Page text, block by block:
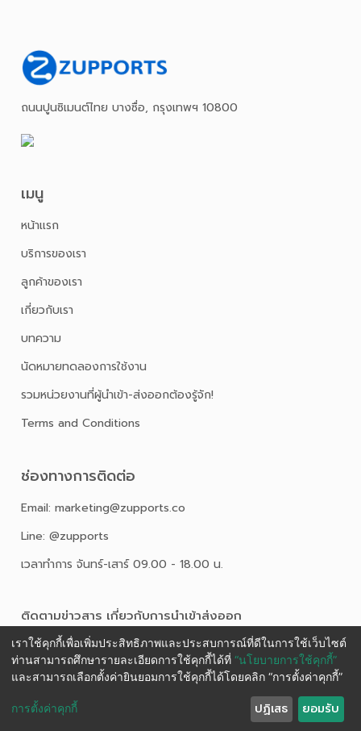
ถนนปูนซิเมนต์ไทย บางซื่อ, กรุงเทพฯ 10800
เมนู
หน้าเเรก
บริการของเรา
ลูกค้าของเรา
เกี่ยวกับเรา
บทความ
นัดหมายทดลองการใช้งาน
รวมหน่วยงานที่ผู้นำเข้า-ส่งออกต้องรู้จัก!
Terms and Conditions
ช่องทางการติดต่อ
Email: marketing@zupports.co
Line: @zupports
เวลาทำการ จันทร์-เสาร์ 09.00 - 18.00 น.
ติดตามข่าวสาร เกี่ยวกับการนําเข้าส่งออก
เราใช้คุกกี้เพื่อเพิ่มประสิทธิภาพและประสบการณ์ที่ดีในการใช้เว็บไซต์
ท่านสามารถศึกษารายละเอียดการใช้คุกกี้ได้ที่ “นโยบายการใช้คุกกี้”
และสามารถเลือกตั้งค่ายินยอมการใช้คุกกี้ได้โดยคลิก “การตั้งค่าคุกกี้”
การตั้งค่าคุกกี้ ปฏิเสธ ยอมรับ